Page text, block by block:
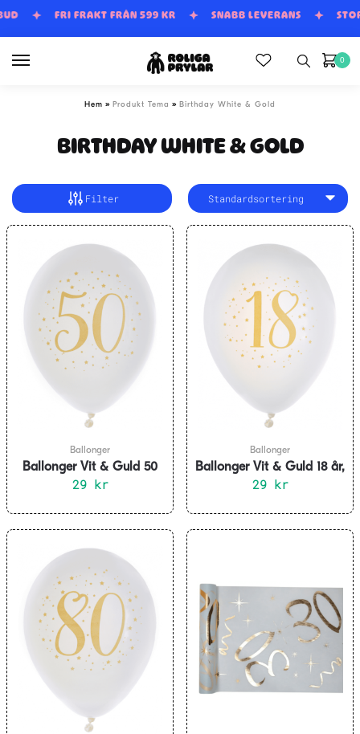
Skip
Skip
FRI FRAKT FRÅN 599 KR SNABB LEVERANS
0
Hem » Produkt Tema » Birthday White & Gold
BIRTHDAY WHITE & GOLD
Filter
Ballonger
Ballonger Vit & Guld 50
år, 8-pack
29 kr
Ballonger
Ballonger Vit & Guld 18 år,
8-pack
29 kr